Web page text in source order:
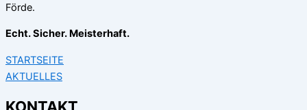
Förde.
Echt. Sicher. Meisterhaft.
STARTSEITE
AKTUELLES